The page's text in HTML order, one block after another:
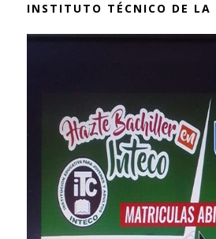
INSTITUTO TÉCNICO DE LA